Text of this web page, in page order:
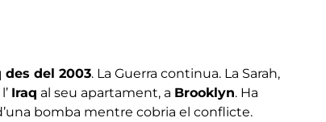
des del 2003. La Guerra continua. La Sarah,
Iraq al seu apartament, a Brooklyn. Ha
bomba mentre cobria el conflicte.